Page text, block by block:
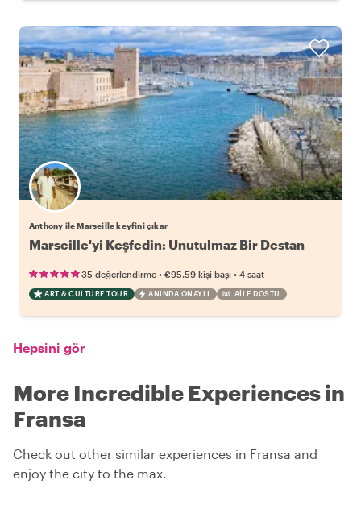
Anthony ile Marseille keyfini çıkar
Marseille'yi Keşfedin: Unutulmaz Bir Destan
35 değerlendirme • €95.59 kişi başı • 4 saat
ART & CULTURE TOUR ANINDA ONAYLI AILE DOSTU
Hepsini gör
More Incredible Experiences in
Fransa
Check out other similar experiences in Fransa and
enjoy the city to the max.